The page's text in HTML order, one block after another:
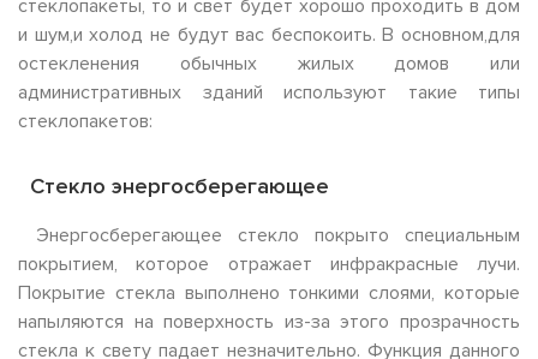
стеклопакеты, то и свет будет хорошо проходить в дом
и шум,и холод не будут вас беспокоить. В основном,для
остекленения обычных жилых домов или
административных зданий используют такие типы
стеклопакетов:
Стекло энергосберегающее
Энергосберегающее стекло покрыто специальным
покрытием, которое отражает инфракрасные лучи.
Покрытие стекла выполнено тонкими слоями, которые
напыляются на поверхность из-за этого прозрачность
стекла к свету падает незначительно. Функция данного